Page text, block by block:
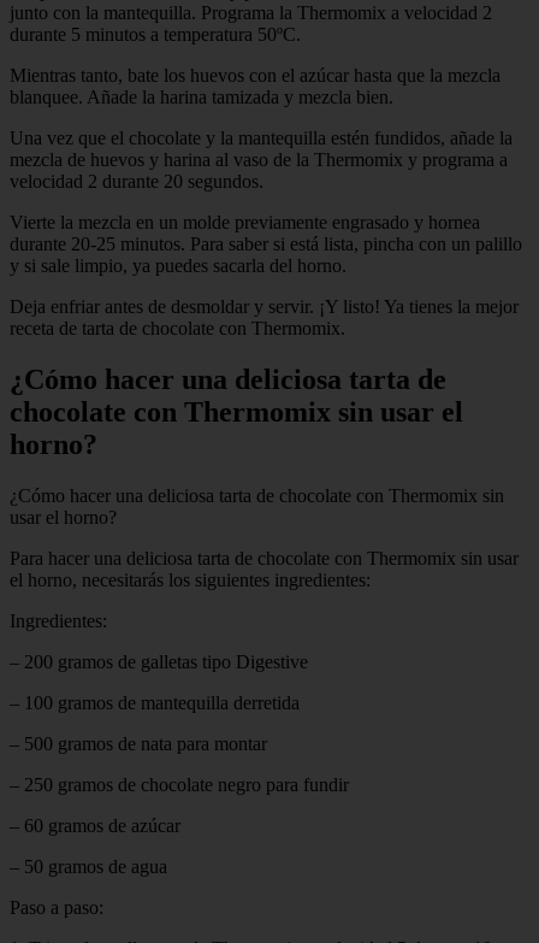
junto con la mantequilla. Programa la Thermomix a velocidad 2
durante 5 minutos a temperatura 50ºC.
Mientras tanto, bate los huevos con el azúcar hasta que la mezcla
blanquee. Añade la harina tamizada y mezcla bien.
Una vez que el chocolate y la mantequilla estén fundidos, añade la
mezcla de huevos y harina al vaso de la Thermomix y programa a
velocidad 2 durante 20 segundos.
Vierte la mezcla en un molde previamente engrasado y hornea
durante 20-25 minutos. Para saber si está lista, pincha con un palillo
y si sale limpio, ya puedes sacarla del horno.
Deja enfriar antes de desmoldar y servir. ¡Y listo! Ya tienes la mejor
receta de tarta de chocolate con Thermomix.
¿Cómo hacer una deliciosa tarta de
chocolate con Thermomix sin usar el
horno?
¿Cómo hacer una deliciosa tarta de chocolate con Thermomix sin
usar el horno?
Para hacer una deliciosa tarta de chocolate con Thermomix sin usar
el horno, necesitarás los siguientes ingredientes:
Ingredientes:
– 200 gramos de galletas tipo Digestive
– 100 gramos de mantequilla derretida
– 500 gramos de nata para montar
– 250 gramos de chocolate negro para fundir
– 60 gramos de azúcar
– 50 gramos de agua
Paso a paso: